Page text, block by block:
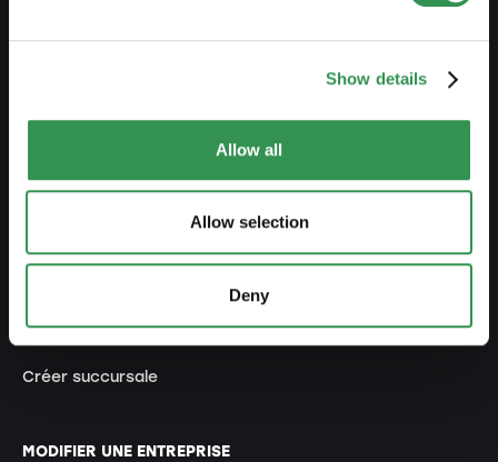
Show details
Allow all
Allow selection
Deny
Créer raison individuelle
Créer SA
Créer société en nom collectif
Créer succursale
MODIFIER UNE ENTREPRISE